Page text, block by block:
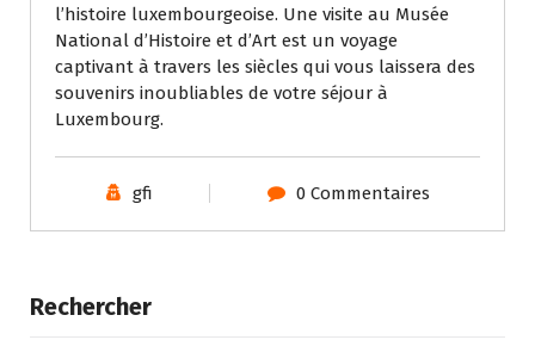
l’histoire luxembourgeoise. Une visite au Musée
National d’Histoire et d’Art est un voyage
captivant à travers les siècles qui vous laissera des
souvenirs inoubliables de votre séjour à
Luxembourg.
gfi 0 Commentaires
Rechercher